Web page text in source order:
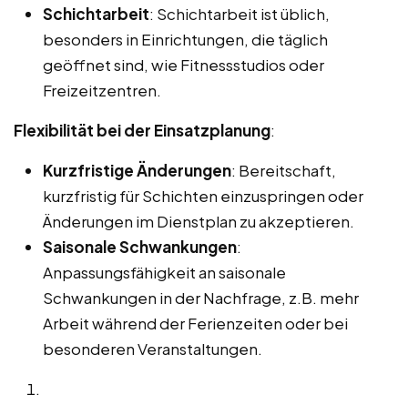
Schichtarbeit: Schichtarbeit ist üblich,
besonders in Einrichtungen, die täglich
geöffnet sind, wie Fitnessstudios oder
Freizeitzentren.
Flexibilität bei der Einsatzplanung:
Kurzfristige Änderungen: Bereitschaft,
kurzfristig für Schichten einzuspringen oder
Änderungen im Dienstplan zu akzeptieren.
Saisonale Schwankungen:
Anpassungsfähigkeit an saisonale
Schwankungen in der Nachfrage, z.B. mehr
Arbeit während der Ferienzeiten oder bei
besonderen Veranstaltungen.